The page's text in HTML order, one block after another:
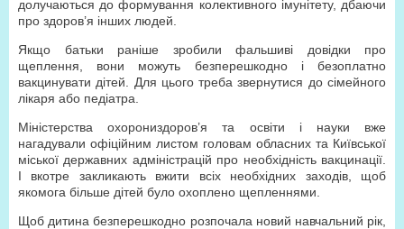
долучаються до формування колективного імунітету, дбаючи
про здоров’я інших людей.
Якщо батьки раніше зробили фальшиві довідки про
щеплення, вони можуть безперешкодно і безоплатно
вакцинувати дітей. Для цього треба звернутися до сімейного
лікаря або педіатра.
Міністерства охорониздоров’я та освіти і науки вже
нагадували офіційним листом головам обласних та Київської
міської державних адміністрацій про необхідність вакцинації.
І вкотре закликають вжити всіх необхідних заходів, щоб
якомога більше дітей було охоплено щепленнями.
Щоб дитина безперешкодно розпочала новий навчальний рік,